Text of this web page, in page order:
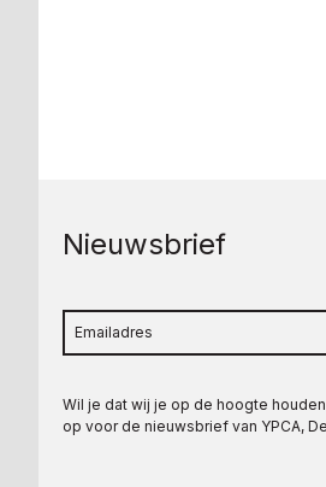
Nieuwsbrief
Wil je dat wij je op de hoogte
op voor de nieuwsbrief van YPCA,